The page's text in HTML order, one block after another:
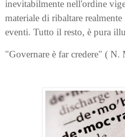
inevitabilmente nell'ordine
materiale di ribaltare
eventi. Tutto il resto, è pura
"Governare è far credere" ( N.